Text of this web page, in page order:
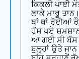
ਕਿਕਲੀ ਪਾਈ
ਲਾਕੇ ਮਾਰੂ ਤਾਨ।
ਥਾਂ ਥਾਂ ਰੋਈਆਂ
ਹੱਸ ਪਏ
ਆ ਗਈ ਸੀ ਬੱਸ
ਬੁਲ੍ਹਾਂ ਉਤੇ